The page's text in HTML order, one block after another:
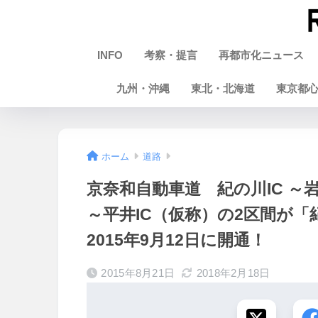
INFO 考察・提言 再都市化ニュース
九州・沖縄 東北・北海道 東京都心
ホーム 道路
京奈和自動車道 紀の川IC ～
～平井IC（仮称）の2区間が
2015年9月12日に開通！
2015年8月21日 2018年2月18日